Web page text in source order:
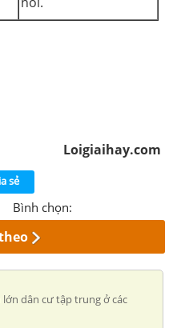
Loigiaihay.com
sẻ
Bình chọn:
dân cư tập trung ở các